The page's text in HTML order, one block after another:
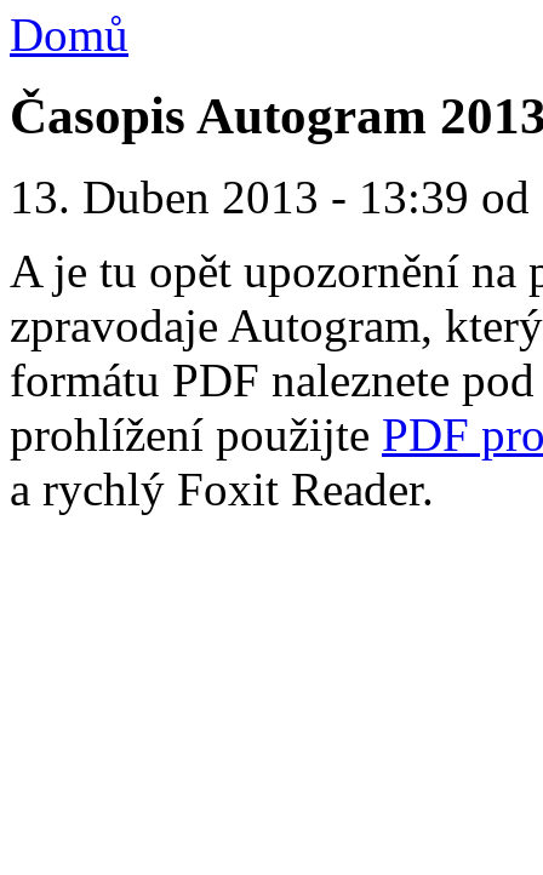
Domů
Časopis Autogram
13. Duben 2013 - 13:39
A je tu opět upozornění na
zpravodaje Autogram,
formátu PDF naleznete
prohlížení použijte PDF
a rychlý Foxit Reader.